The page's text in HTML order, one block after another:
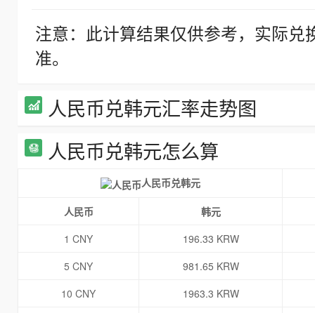
注意：此计算结果仅供参考，实际
准。
人民币兑韩元汇率走势图
人民币兑韩元怎么算
人民币兑韩元
人民币
韩元
1 CNY
196.33 KRW
5 CNY
981.65 KRW
10 CNY
1963.3 KRW